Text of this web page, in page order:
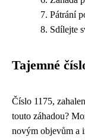
Pátrání
Sdílejte
Tajemné
Číslo 1175,
touto záhadou?
novým objevům a